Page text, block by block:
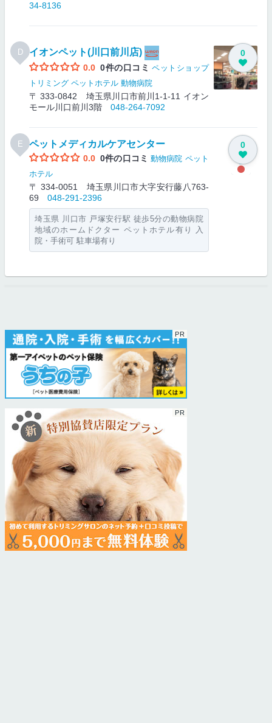
34-8136
D イオンペット(川口前川店)
0.0 0件の口コミ ペットショップ
トリミング ペットホテル 動物病院
〒 333-0842 埼玉県川口市前川1-1-11 イオン
モール川口前川3階 048-264-7092
0
E ペットメディカルケアセンター
0.0 0件の口コミ 動物病院 ペット
ホテル
〒 334-0051 埼玉県川口市大字安行藤八763-
69 048-291-2396
埼玉県 川口市 戸塚安行駅 徒歩5分の動物病院
地域のホームドクター ペットホテル有り 入
院・手術可 駐車場有り
0